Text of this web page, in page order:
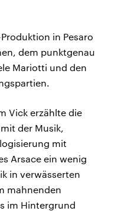
in Pesaro
dem punktgenau
Mariotti und den
Vick erzählte die
der Musik,
mit
Arsace ein wenig
in verwässerten
mahnenden
im Hintergrund